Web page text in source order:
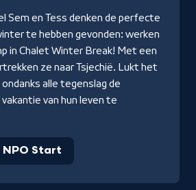
Sem en Tess denken de perfecte
te hebben gevonden: werken
in Chalet Winter Break! Met een
ze naar Tsjechië. Lukt het
alle tegenslag de
van hun leven te
NPO Start